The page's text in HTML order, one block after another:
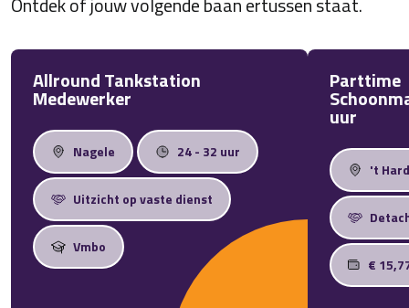
Allround Tankstation
Medewerker
Nagele 24 - 32 uur
Uitzicht op vaste dienst
Vmbo
Parttime
uur
't
€